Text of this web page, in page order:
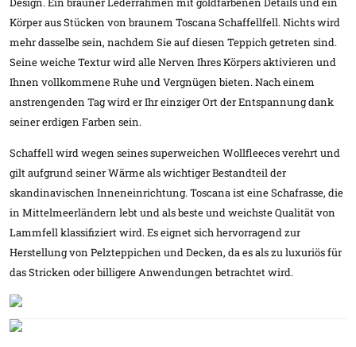
Körper aus Stücken von braunem Toscana Schaffellfell. Nichts wird
mehr dasselbe sein, nachdem Sie auf diesen Teppich getreten sind.
Seine weiche Textur wird alle Nerven Ihres Körpers aktivieren und
Ihnen vollkommene Ruhe und Vergnügen bieten. Nach einem
anstrengenden Tag wird er Ihr einziger Ort der Entspannung dank
seiner erdigen Farben sein.
Schaffell wird wegen seines superweichen Wollfleeces verehrt und
gilt aufgrund seiner Wärme als wichtiger Bestandteil der
skandinavischen Inneneinrichtung. Toscana ist eine Schafrasse, die
in Mittelmeerländern lebt und als beste und weichste Qualität von
Lammfell klassifiziert wird. Es eignet sich hervorragend zur
Herstellung von Pelzteppichen und Decken, da es als zu luxuriös für
das Stricken oder billigere Anwendungen betrachtet wird.